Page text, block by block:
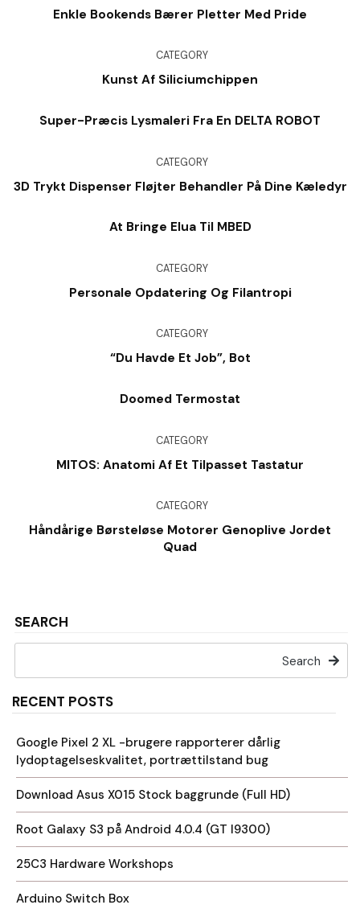
SEARCH
Search
RECENT POSTS
Google Pixel 2 XL -brugere rapporterer dårlig
lydoptagelseskvalitet, portrættilstand bug
Download Asus X015 Stock baggrunde (Full HD)
Root Galaxy S3 på Android 4.0.4 (GT I9300)
25C3 Hardware Workshops
Arduino Switch Box
Enkle Bookends Bærer Pletter Med Pride
CATEGORY
Kunst Af Siliciumchippen
Super-Præcis Lysmaleri Fra En DELTA ROBOT
CATEGORY
3D Trykt Dispenser Fløjter Behandler På Dine Kæledyr
At Bringe Elua Til MBED
CATEGORY
Personale Opdatering Og Filantropi
CATEGORY
“Du Havde Et Job”, Bot
Doomed Termostat
CATEGORY
MITOS: Anatomi Af Et Tilpasset Tastatur
CATEGORY
Håndårige Børsteløse Motorer Genoplive Jordet
Quad